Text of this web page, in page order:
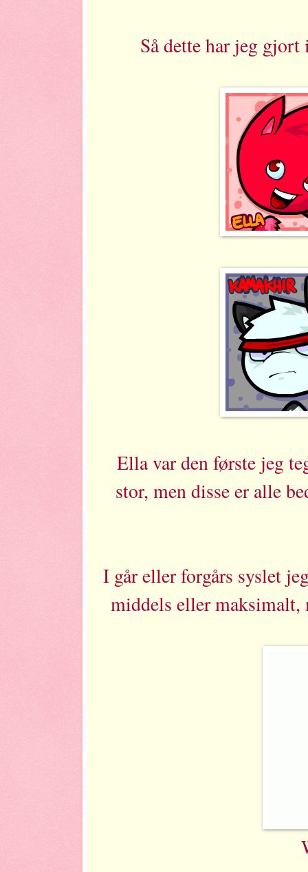
Så dette har jeg
Ella var den første jeg
stor, men disse er alle
I går eller forgårs syslet
middels eller maksimalt,